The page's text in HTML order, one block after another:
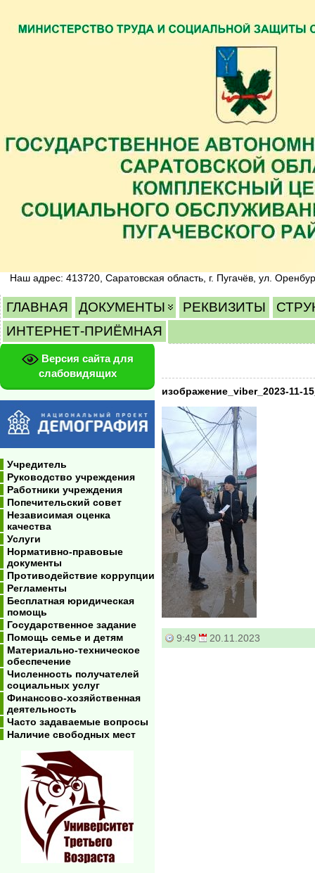
Наш адрес: 413720, Саратовская область, г. Пугачёв, ул.
ГЛАВНАЯ ДОКУМЕНТЫ РЕКВИЗИТЫ
ИНТЕРНЕТ-ПРИЁМНАЯ
Версия сайта для
слабовидящих
Учредитель
Руководство учреждения
Работники учреждения
Попечительский совет
Независимая оценка
качества
Услуги
Нормативно-правовые
документы
Противодействие коррупции
Регламенты
Бесплатная юридическая
помощь
Государственное задание
Помощь семье и детям
Материально-техническое
обеспечение
Численность получателей
социальных услуг
Финансово-хозяйственная
деятельность
Часто задаваемые вопросы
Наличие свободных мест
изображение_viber_2023-11-
9:49 20.11.2023